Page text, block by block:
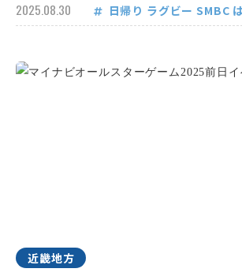
2025.08.30 日帰り ラグビー SMBC
近畿地方